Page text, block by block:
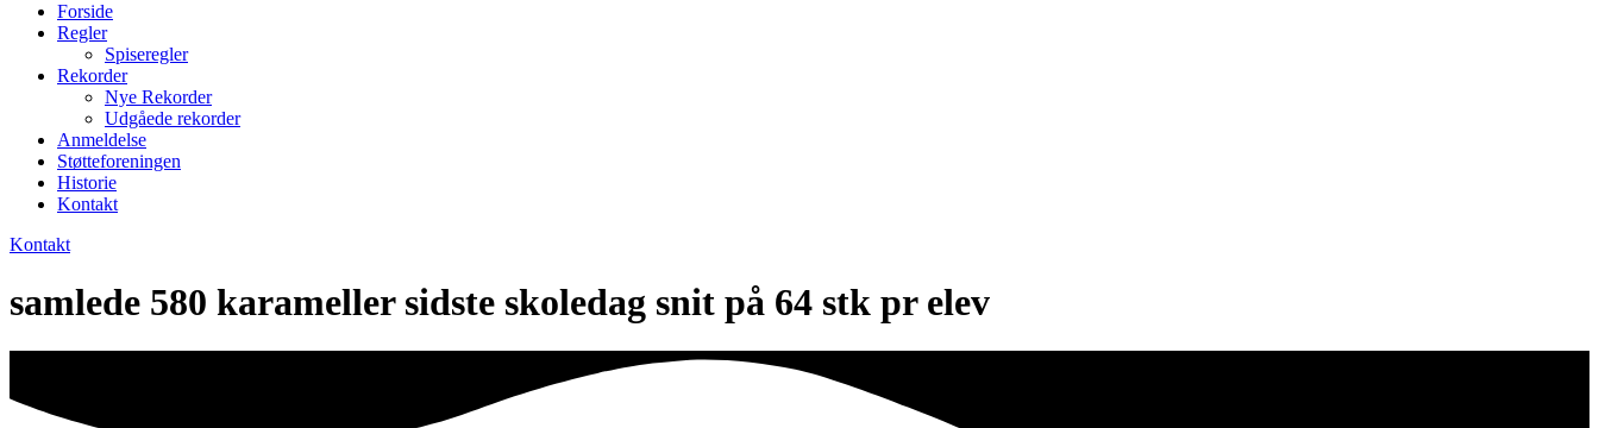
Forside
Regler
Spiseregler
Rekorder
Nye Rekorder
Udgåede rekorder
Anmeldelse
Støtteforeningen
Historie
Kontakt
Kontakt
samlede 580 karameller sidste skoledag snit på 64 stk pr elev